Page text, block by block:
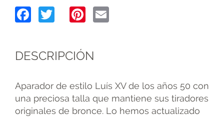
Facebook
TwitterPinterest
DESCRIPCIÓN
Aparador de estilo Luís XV de los años 50 con
una preciosa talla que mantiene sus tiradores
originales de bronce. Lo hemos actualizado